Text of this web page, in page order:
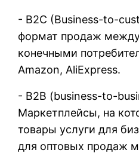
- B2C (Business-to-
формат продаж
конечными
Amazon, AliExpress.
- B2B (business-to-
Маркетплейсы, на
товары услуги для
для оптовых продаж